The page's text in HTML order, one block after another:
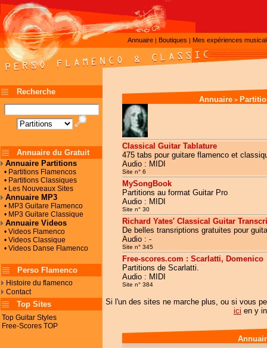
Annuaire | Boutiques | Mes expériences
Recherche
Annuaire du Gratuit
Annuaire Partitions
• Partitions Flamencos
• Partitions Classiques
• Les Nouveaux Sites
Annuaire MP3
• MP3 Guitare Flamenco
• MP3 Guitare Classique
Annuaire Videos
• Videos Flamenco
• Videos Classique
• Videos Danse Flamenco
Perso Flamenco
Histoire du flamenco
Contact
Top Sites
Top Guitar Styles
Free-Scores TOP
Annuaire>
Classical Guitar Tablature
475 tabs pour guitare flamenco et
Audio : MIDI
Site n° 6
MySongBook
Partitions au format Guitar Pro
Audio : MIDI
Site n° 30
Richard Yates' Classical Guitar
De belles transriptions gratuites pour
Audio : -
Site n° 345
Free-scores.com : Scarlatti, Domenico
Partitions de Scarlatti.
Audio : MIDI
Site n° 384
Si l'un des sites ne marche plus, ou si vous
ici en y